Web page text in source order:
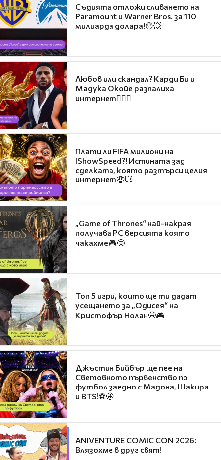
Съдията отложи сливането на
Paramount и Warner Bros. за 110
милиарда долара!😯💥
Любов или скандал? Карди Би и
Мадука Окойе разпалиха
интернет❤️‍🔥🔥
Плати ли FIFA милиони на
IShowSpeed?! Истината зад
сделката, която разтърси целия
интернет🤑💥
„Game of Thrones“ най-накрая
получава PC версията която
чакахме🎮🤩
Топ 5 игри, които ще ти дадат
усещането за „Одисея“ на
Кристофър Нолан🤩🎮
Джъстин Бийбър ще пее на
Световното първенство по
футбол заедно с Мадона, Шакира
и BTS!⚽🤩
ANIVENTURE COMIC CON 2026:
Влязохме в друг свят!